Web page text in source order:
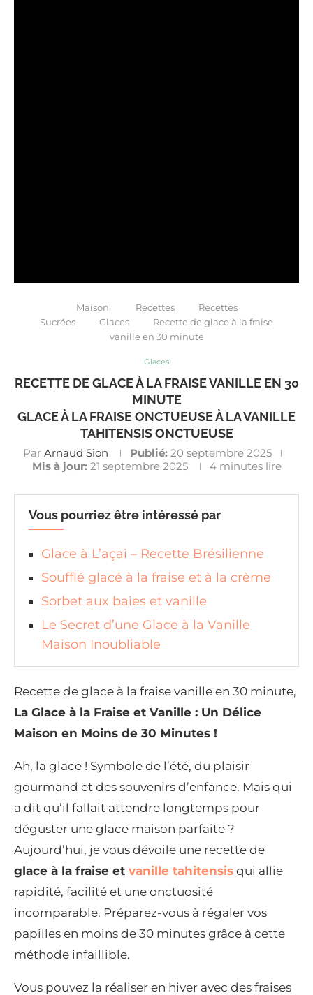
Maison Recettes
Recettes
Sucrées
Glaces
Recette de glace à la fraise
vanille en 30 minute
Glaces
RECETTE DE GLACE À LA FRAISE VANILLE EN 30
MINUTE
GLACE À LA FRAISE ONCTUEUSE À LA VANILLE
TAHITENSIS ONCTUEUSE
Par Arnaud Sion Publié: 20 septembre 2025
Mis à jour: 21 septembre 2025 4 minutes lire
Vous pourriez être intéressé par
Glace à L’açai – Recette Brésilienne
Soufflé glacé à la fraise et à la crème
Sorbet aux baies et vanille
Le Secret d’une Glace à la Vanille
Maison Inoubliable
Recette de glace à la fraise vanille en 30 minute,
La Glace à la Fraise et Vanille : Un Délice
Maison en Moins de 30 Minutes !
Ah, la glace ! Symbole de l’été, du plaisir
gourmand et des souvenirs d’enfance. Mais qui
a dit qu’il fallait attendre longtemps pour
déguster une glace maison parfaite ?
Aujourd’hui, je vous dévoile une recette de
glace à la fraise et vanille tahitensis qui allie
rapidité, facilité et une onctuosité
incomparable. Préparez-vous à régaler vos
papilles en moins de 30 minutes grâce à cette
méthode infaillible.
Vous pouvez la réaliser en hiver avec des fraises